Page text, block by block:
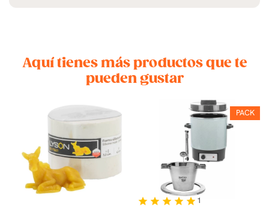
Aquí tienes más productos que te
pueden gustar
PACK
star star star star star 1